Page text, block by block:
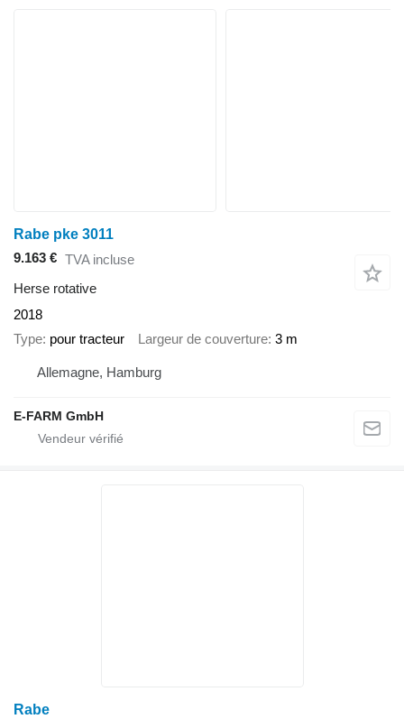
Rabe pke 3011
9.163 € TVA incluse
Herse rotative
2018
Type pour tracteur Largeur de couverture 3 m
Allemagne, Hamburg
E-FARM GmbH
Rabe